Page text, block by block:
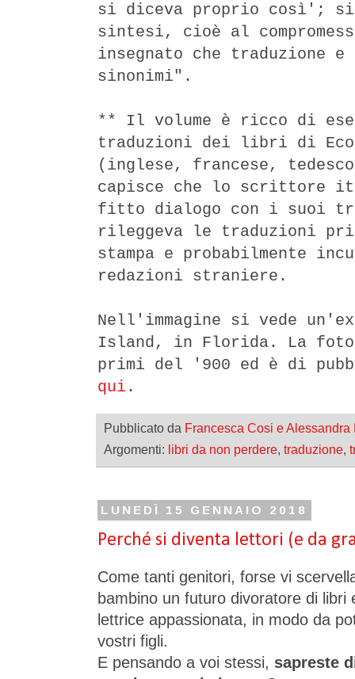
si diceva proprio così';
sintesi, cioè al
insegnato che traduzione e
sinonimi".
** Il volume è ricco di
traduzioni dei libri di
(inglese, francese,
capisce che lo scrittore
fitto dialogo con i suoi
rileggeva le traduzioni
stampa e probabilmente
redazioni straniere.
Nell'immagine si vede
Island, in Florida. La
primi del '900 ed è di
qui .
Pubblicato da Francesca Cosi e Alessandra
Argomenti: libri da non perdere, traduzione,
LUNEDÌ 15 GENNAIO 2018
Perché si diventa lettori (e da
Come tanti genitori, forse vi
bambino un futuro divoratore di libri
lettrice appassionata, in modo da
vostri figli.
E pensando a voi stessi, sapreste